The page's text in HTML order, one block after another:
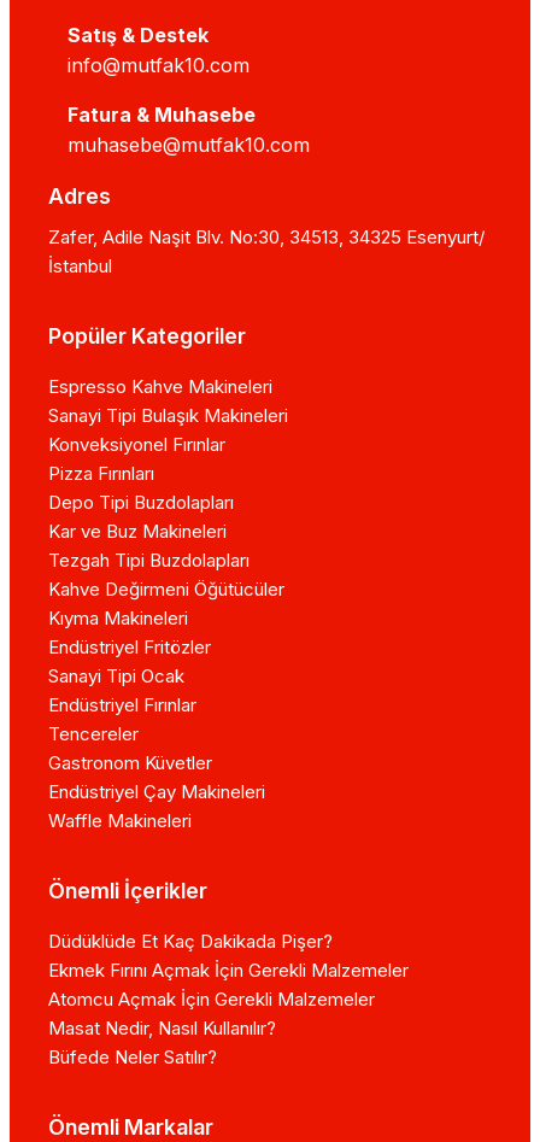
Satış & Destek
info@mutfak10.com
Fatura & Muhasebe
muhasebe@mutfak10.com
Adres
Zafer, Adile Naşit Blv. No:30, 34513, 34325 Esenyurt/
İstanbul
Popüler Kategoriler
Espresso Kahve Makineleri
Sanayi Tipi Bulaşık Makineleri
Konveksiyonel Fırınlar
Pizza Fırınları
Depo Tipi Buzdolapları
Kar ve Buz Makineleri
Tezgah Tipi Buzdolapları
Kahve Değirmeni Öğütücüler
Kıyma Makineleri
Endüstriyel Fritözler
Sanayi Tipi Ocak
Endüstriyel Fırınlar
Tencereler
Gastronom Küvetler
Endüstriyel Çay Makineleri
Waffle Makineleri
Önemli İçerikler
Düdüklüde Et Kaç Dakikada Pişer?
Ekmek Fırını Açmak İçin Gerekli Malzemeler
Atomcu Açmak İçin Gerekli Malzemeler
Masat Nedir, Nasıl Kullanılır?
Büfede Neler Satılır?
Önemli Markalar